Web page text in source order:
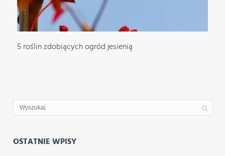
5 roślin zdobiących ogród jesienią
OSTATNIE WPISY